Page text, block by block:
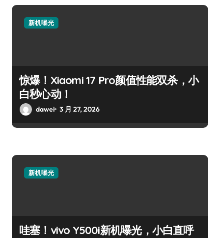
新机曝光
惊爆！Xiaomi 17 Pro颜值性能双杀，小
白秒心动！
dawei 3 月 27, 2026
新机曝光
哇塞！vivo Y500i新机曝光，小白直呼